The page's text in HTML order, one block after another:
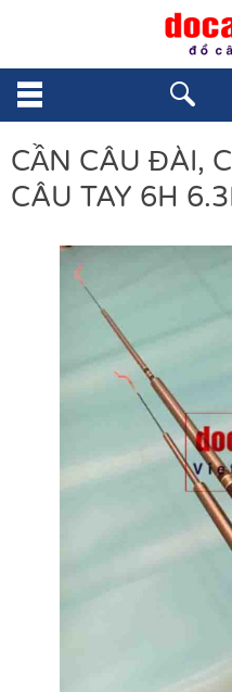
CẦN CÂU ĐÀI,
CÂU TAY 6H